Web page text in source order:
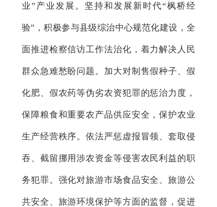
业”产业发展。坚持和发展新时代“枫桥经
验”，积极参与县级综治中心规范化建设，全
面推进检察信访工作法治化，着力解决人民
群众急难愁盼问题。加大对制售假种子、假
化肥、假农药等伪劣农资犯罪的惩治力度，
保障粮食和重要农产品供应安全，保护农业
生产经营秩序。依法严惩虚报冒领、套取侵
吞、截留挪用涉农资金等侵害农民利益的职
务犯罪。强化对旅游市场食品安全、旅游公
共安全、旅游环境保护等方面的监督，促进